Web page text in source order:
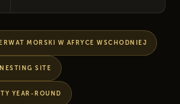
MORSKI W AFRYCE WSCHODNIEJ
SITE
YEAR-ROUND